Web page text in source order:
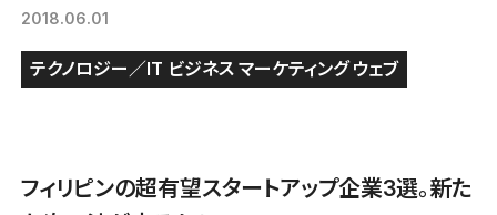
2018.06.01
テクノロジー／IT ビジネス マーケティング ウェブ
フィリピンの超有望スタートアップ企業3選。新た